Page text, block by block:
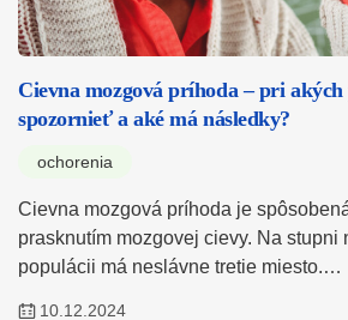
Cievna mozgová príhoda – pri
spozornieť a aké má následky?
ochorenia
Cievna mozgová príhoda je
prasknutím mozgovej cievy. Na stupni
populácii má neslávne tretie miesto.…
10.12.2024